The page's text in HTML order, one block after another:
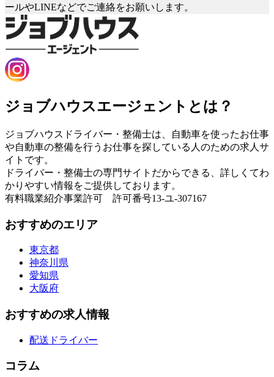
ールやLINEなどでご連絡をお願いします。
ジョブハウスエージェントとは？
ジョブハウスドライバー・整備士は、自動車を使ったお仕事
や自動車の整備を行うお仕事を探している人のための求人サ
イトです。
ドライバー・整備士の専門サイトだからできる、詳しくてわ
かりやすい情報をご提供しております。
有料職業紹介事業許可 許可番号13-ユ-307167
おすすめのエリア
東京都
神奈川県
愛知県
大阪府
おすすめの求人情報
配送ドライバー
コラム